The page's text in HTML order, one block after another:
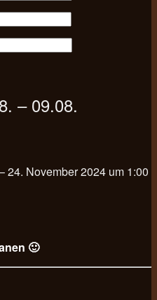
– 09.08.
24. November 2024 um 1:00
🙂